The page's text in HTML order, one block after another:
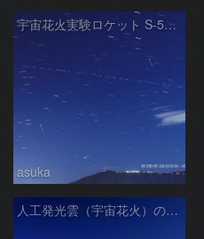
宇宙花火実験ロケット S-520-26号機の光跡
asuka
人工発光雲（宇宙花火）のある瀬戸内海風景